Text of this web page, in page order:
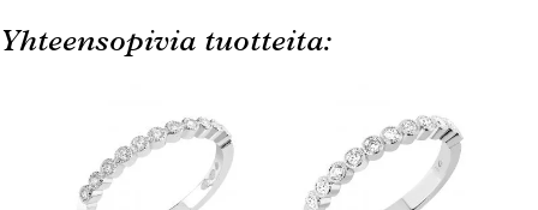
Yhteensopivia tuotteita: